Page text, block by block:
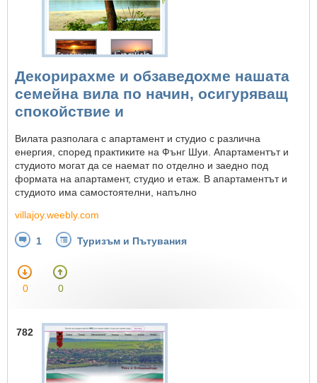
Декорирахме и обзаведохме нашата
семейна вила по начин, осигуряващ
спокойствие и
Вилата разполага с апартамент и студио с различна
енергия, според практиките на Фънг Шуи. Апартаментът и
студиото могат да се наемат по отделно и заедно под
формата на апартамент, студио и етаж. В апартаментът и
студиото има самостоятелни, напълно
villajoy.weebly.com
1 Туризъм и Пътувания
0 0
782